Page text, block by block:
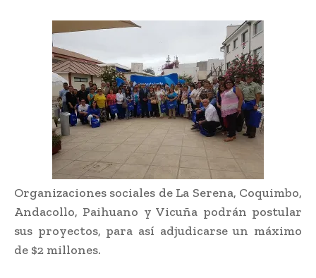
Organizaciones sociales de La Serena, Coquimbo,
Andacollo, Paihuano y Vicuña podrán postular
sus proyectos, para así adjudicarse un máximo
de $2 millones.